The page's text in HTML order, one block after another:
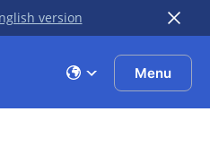
version
Menu